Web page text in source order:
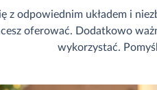
z odpowiednim układem i
oferować. Dodatkowo
wykorzystać.